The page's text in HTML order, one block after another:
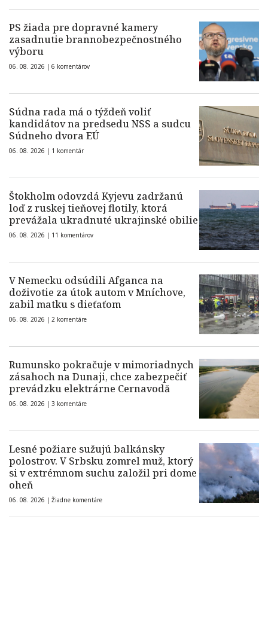
PS žiada pre dopravné kamery
zasadnutie brannobezpečnostného
výboru
06. 08. 2026 | 6 komentárov
Súdna rada má o týždeň voliť
kandidátov na predsedu NSS a sudcu
Súdneho dvora EÚ
06. 08. 2026 | 1 komentár
Štokholm odovzdá Kyjevu zadržanú
loď z ruskej tieňovej flotily, ktorá
prevážala ukradnuté ukrajinské obilie
06. 08. 2026 | 11 komentárov
V Nemecku odsúdili Afganca na
doživotie za útok autom v Mníchove,
zabil matku s dieťaťom
06. 08. 2026 | 2 komentáre
Rumunsko pokračuje v mimoriadnych
zásahoch na Dunaji, chce zabezpečiť
prevádzku elektrárne Cernavodă
06. 08. 2026 | 3 komentáre
Lesné požiare sužujú balkánsky
polostrov. V Srbsku zomrel muž, ktorý
si v extrémnom suchu založil pri dome
oheň
06. 08. 2026 | Žiadne komentáre